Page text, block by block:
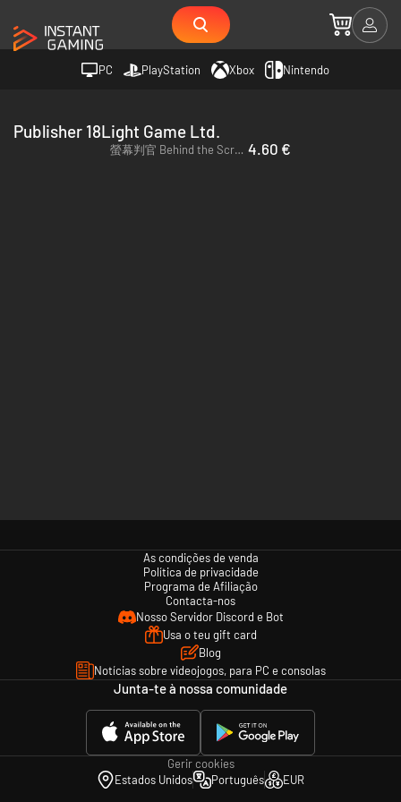
PC PlayStation Xbox Nintendo
Publisher 18Light Game Ltd.
螢幕判官 Behind the Screen - PC & Mac (Steam) 4.60 €
As condições de venda
Política de privacidade
Programa de Afiliação
Contacta-nos
Nosso Servidor Discord e Bot
Usa o teu gift card
Blog
Notícias sobre videojogos, para PC e consolas
Junta-te à nossa comunidade
Gerir cookies
Estados Unidos
Português EUR